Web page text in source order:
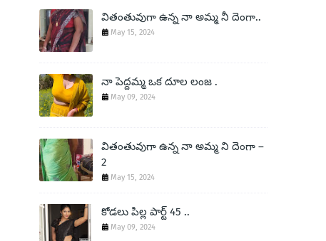
వితంతువుగా ఉన్న నా అమ్మ నీ దెంగా..
May 15, 2024
నా పెద్దమ్మ ఒక దూల లంజ .
May 09, 2024
వితంతువుగా ఉన్న నా అమ్మ ని దెంగా –
2
May 15, 2024
కోడలు పిల్ల పార్ట్ 45 ..
May 09, 2024